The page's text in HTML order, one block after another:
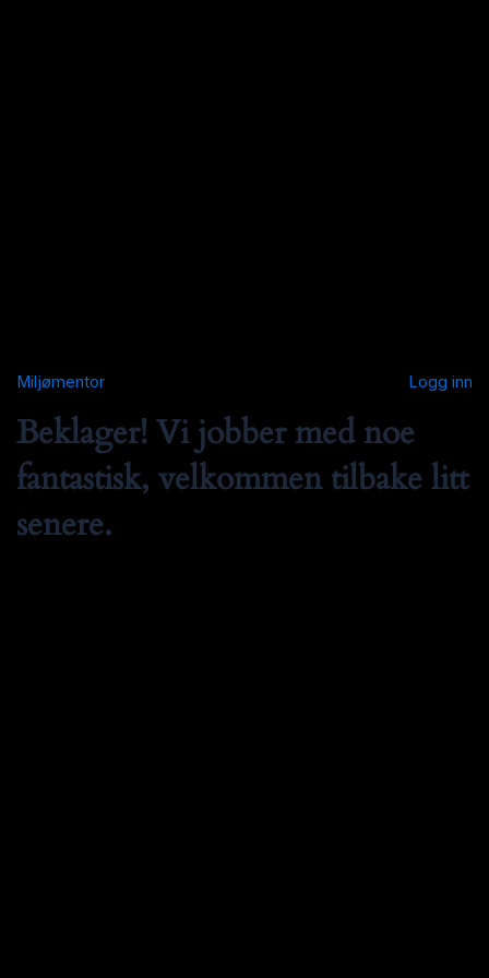
Miljømentor Logg inn
Beklager! Vi jobber med noe
fantastisk, velkommen tilbake litt
senere.